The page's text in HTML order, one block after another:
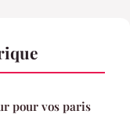
pour vos paris